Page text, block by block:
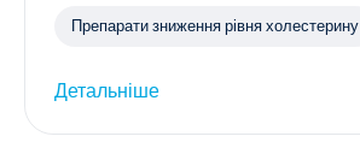
Препарати зниження рівня холестерину
Детальніше